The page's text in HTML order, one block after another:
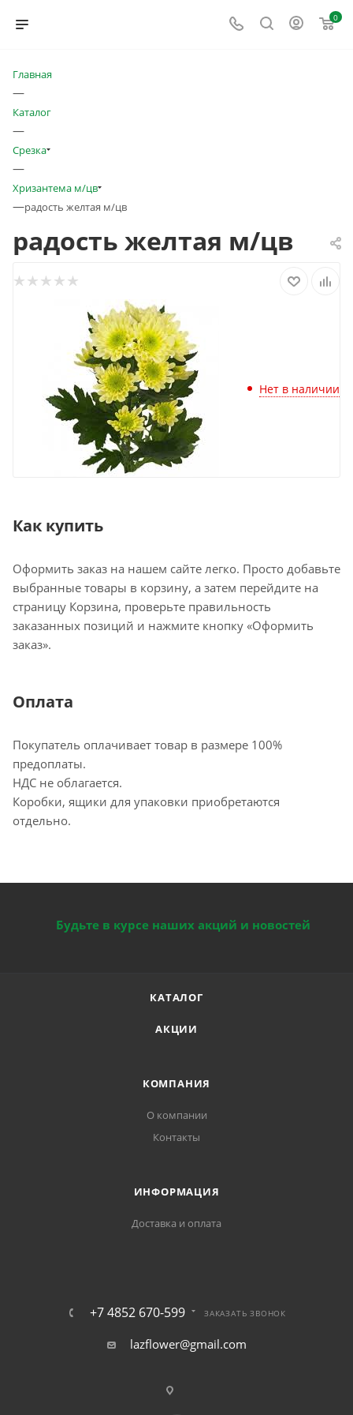
0
Главная
—
Каталог
—
Срезка
—
Хризантема м/цв
—радость желтая м/цв
радость желтая м/цв
Нет в наличии
Как купить
Оформить заказ на нашем сайте легко. Просто добавьте
выбранные товары в корзину, а затем перейдите на
страницу Корзина, проверьте правильность
заказанных позиций и нажмите кнопку «Оформить
заказ».
Оплата
Покупатель оплачивает товар в размере 100%
предоплаты.
НДС не облагается.
Коробки, ящики для упаковки приобретаются
отдельно.
Будьте в курсе наших акций и новостей
КАТАЛОГ
АКЦИИ
КОМПАНИЯ
О компании
Контакты
ИНФОРМАЦИЯ
Доставка и оплата
+7 4852 670-599 ЗАКАЗАТЬ ЗВОНОК
lazflower@gmail.com